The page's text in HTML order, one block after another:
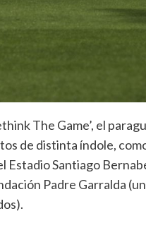
The Game’, el
de distinta índole,
Santiago
Padre Garralda